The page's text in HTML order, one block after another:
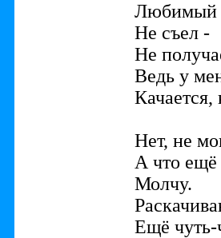
Любимый
Не съел -
Не
Ведь у
Качается,
Нет, не
А что ещё
Молчу.
Ещё чуть-